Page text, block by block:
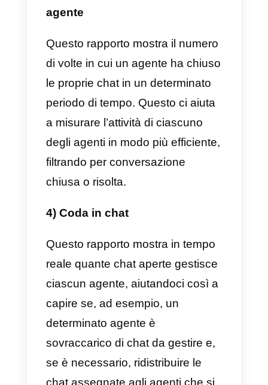
Questo rapporto mostra il tempo
medio di gestione della chat per
ogni singolo agente e team. Il
tempo di gestione viene calcolato
dal momento in cui un agente
riceve una nuova chat (
essere un nuovo contatto o
chat esistente che viene
riaperta con un nuovo
al momento in cui l’agente chiude
la conversazione. Quindi questo
rapporto ci aiuta a capire quanto
tempo, in media, ogni agente
impiega per gestire una chat
assegnatagli e confrontare le